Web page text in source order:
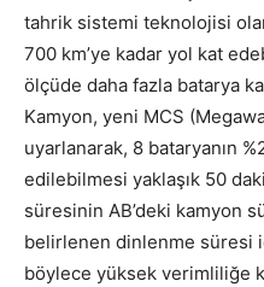
tahrik sistemi teknolojisi
700 km’ye kadar yol kat
ölçüde daha fazla batarya
Kamyon, yeni MCS
uyarlanarak, 8 bataryanın
edilebilmesi yaklaşık 50
süresinin AB’deki kamyon
belirlenen dinlenme süresi
böylece yüksek verimliliğe